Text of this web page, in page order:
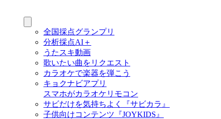
全国採点グランプリ
分析採点AI＋
うたスキ動画
歌いたい曲をリクエスト
カラオケで楽器を弾こう
キョクナビアプリ
スマホがカラオケリモコン
サビだけを気持ちよく『サビカラ』
子供向けコンテンツ『JOYKIDS』